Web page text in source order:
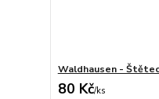
Waldhausen -
80 Kč/ks